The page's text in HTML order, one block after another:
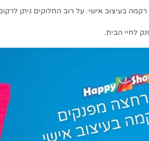
בעיצוב אישי. על רוב החלוקים ניתן
לחיי הבית.